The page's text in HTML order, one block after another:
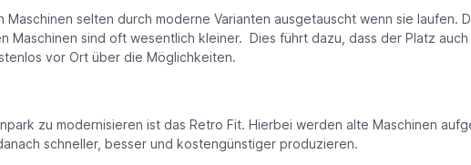
selten durch moderne Varianten ausgetauscht wenn sie
sind oft wesentlich kleiner. Dies führt dazu, dass der Platz
vor Ort über die Möglichkeiten.
zu modernisieren ist das Retro Fit. Hierbei werden alte Maschinen
schneller, besser und kostengünstiger produzieren.